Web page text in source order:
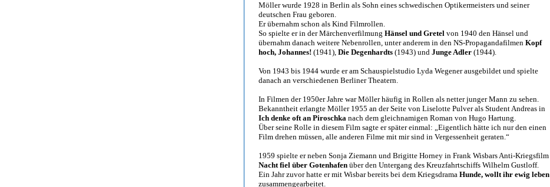
Möller wurde 1928 in Berlin als Sohn eines schwedischen Optikermeisters und seiner
deutschen Frau geboren.
Er übernahm schon als Kind Filmrollen.
So spielte er in der Märchenverfilmung Hänsel und Gretel von 1940 den Hänsel und
übernahm danach weitere Nebenrollen, unter anderem in den NS-Propagandafilmen Kopf
hoch, Johannes! (1941), Die Degenhardts (1943) und Junge Adler (1944).
Von 1943 bis 1944 wurde er am Schauspielstudio Lyda Wegener ausgebildet und spielte
danach an verschiedenen Berliner Theatern.
In Filmen der 1950er Jahre war Möller häufig in Rollen als netter junger Mann zu sehen.
Bekanntheit erlangte Möller 1955 an der Seite von Liselotte Pulver als Student Andreas in
Ich denke oft an Piroschka nach dem gleichnamigen Roman von Hugo Hartung.
Über seine Rolle in diesem Film sagte er später einmal: „Eigentlich hätte ich nur den einen
Film drehen müssen, alle anderen Filme mit mir sind in Vergessenheit geraten.“
1959 spielte er neben Sonja Ziemann und Brigitte Horney in Frank Wisbars Anti-Kriegsfilm
Nacht fiel über Gotenhafen über den Untergang des Kreuzfahrtschiffs Wilhelm Gustloff.
Ein Jahr zuvor hatte er mit Wisbar bereits bei dem Kriegsdrama Hunde, wollt ihr ewig leben
zusammengearbeitet.